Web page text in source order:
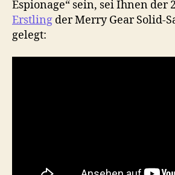
Espionage“ sein, sei Ihnen der
Erstling der Merry Gear Solid-
gelegt: